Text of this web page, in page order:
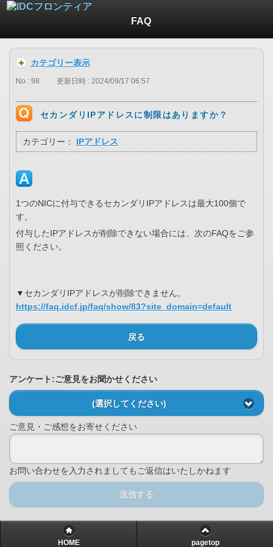
FAQ
カテゴリー表示
No : 98 更新日時 : 2024/09/17 06:57
セカンダリIPアドレスに制限はありますか？
カテゴリー： IPアドレス
1つのNICに付与できるセカンダリIPアドレスは最大100個で
す。
付与したIPアドレスが削除できない場合には、次のFAQをご参
照ください。
▼セカンダリIPアドレスが削除できません。
https://faq.idcf.jp/faq/show/83?site_domain=default
戻る
アンケート:ご意見をお聞かせください
(選択してください)
ご意見・ご感想をお寄せください
お問い合わせを入力されましてもご返信はいたしかねます
送信する
HOME pagetop